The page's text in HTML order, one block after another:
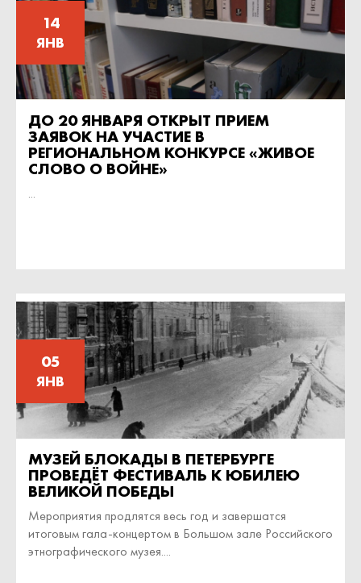
14
ЯНВ
ДО 20 ЯНВАРЯ ОТКРЫТ ПРИЕМ
ЗАЯВОК НА УЧАСТИЕ В
РЕГИОНАЛЬНОМ КОНКУРСЕ «ЖИВОЕ
СЛОВО О ВОЙНЕ»
...
05
ЯНВ
МУЗЕЙ БЛОКАДЫ В ПЕТЕРБУРГЕ
ПРОВЕДЁТ ФЕСТИВАЛЬ К ЮБИЛЕЮ
ВЕЛИКОЙ ПОБЕДЫ
Мероприятия продлятся весь год и завершатся
итоговым гала-концертом в Большом зале Российского
этнографического музея....